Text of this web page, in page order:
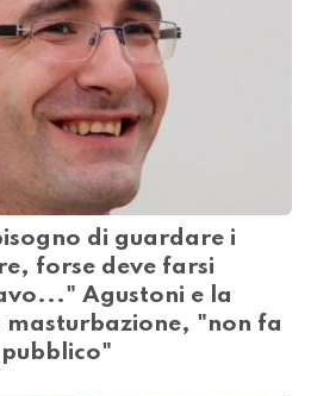
di guardare i
forse deve farsi
Agustoni e la
masturbazione, "non fa